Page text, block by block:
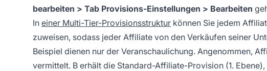
bearbeiten > Tab Provisions-Einstellungen > Bearbeiten
In einer Multi-Tier-Provisionsstruktur können Sie jedem
zuweisen, sodass jeder Affiliate von den Verkäufen seiner
Beispiel dienen nur der Veranschaulichung. Angenommen,
vermittelt. B erhält die Standard-Affiliate-Provision (1.